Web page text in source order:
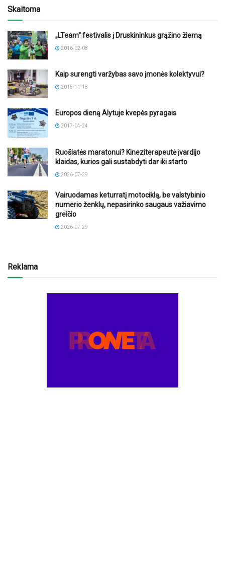
Skaitoma
„LTeam“ festivalis į Druskininkus grąžino žiemą
2016-02-08
Kaip surengti varžybas savo įmonės kolektyvui?
2015-11-18
Europos dieną Alytuje kvepės pyragais
2017-04-24
Ruošiatės maratonui? Kineziterapeutė įvardijo
klaidas, kurios gali sustabdyti dar iki starto
2026-07-29
Vairuodamas keturratį motociklą, be valstybinio
numerio ženklų, nepasirinko saugaus važiavimo
greičio
2026-07-29
Reklama